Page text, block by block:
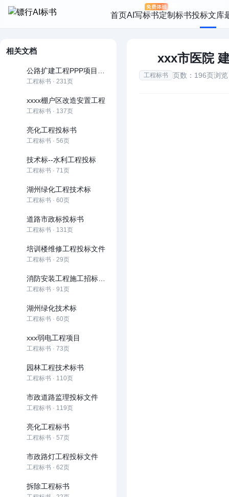
首页AI写标书定制标书投标文库
相关文档
工程标书 · 231页
xxxx棚户区改造安置工程
工程标书 · 137页
亮化工程投标书
工程标书 · 56页
技术标--水利工程投标
工程标书 · 71页
湖州绿化工程技术标
工程标书 · 60页
道路市政标投标书
工程标书 · 131页
培训楼维修工程投标文件
工程标书 · 29页
工程标书 · 91页
湖州绿化技术标
工程标书 · 60页
xxx弱电工程项目
工程标书 · 73页
园林工程技术标书
工程标书 · 110页
市政道路监理投标文件
工程标书 · 119页
亮化工程标书
工程标书 · 57页
市政路灯工程投标文件
工程标书 · 62页
拆除工程标书
xxx市医院
工程标书 页数：196页浏